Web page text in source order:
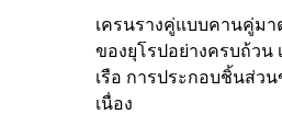
เครนรางคู่แบบคานคู่ม
ของยุโรปอย่างครบถ้วน
เรือ การประกอบชิ้นส่ว
เนื่อง